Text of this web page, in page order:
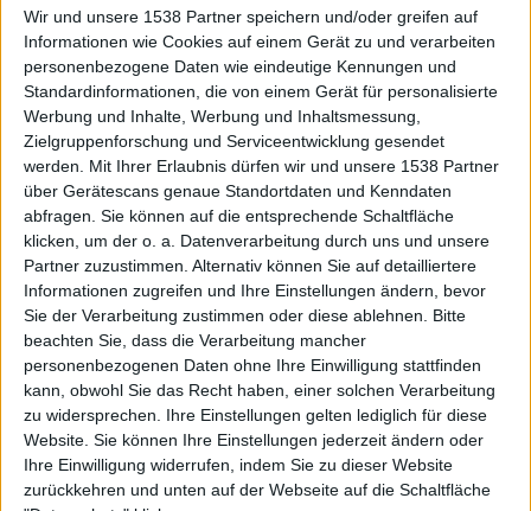
Wir und unsere 1538 Partner speichern und/oder greifen auf
Informationen wie Cookies auf einem Gerät zu und verarbeiten
personenbezogene Daten wie eindeutige Kennungen und
Standardinformationen, die von einem Gerät für personalisierte
Werbung und Inhalte, Werbung und Inhaltsmessung,
Zielgruppenforschung und Serviceentwicklung gesendet
werden.
Mit Ihrer Erlaubnis dürfen wir und unsere 1538 Partner
über Gerätescans genaue Standortdaten und Kenndaten
abfragen. Sie können auf die entsprechende Schaltfläche
klicken, um der o. a. Datenverarbeitung durch uns und unsere
Partner zuzustimmen. Alternativ können Sie auf detailliertere
Informationen zugreifen und Ihre Einstellungen ändern, bevor
Sie der Verarbeitung zustimmen oder diese ablehnen.
Bitte
beachten Sie, dass die Verarbeitung mancher
personenbezogenen Daten ohne Ihre Einwilligung stattfinden
kann, obwohl Sie das Recht haben, einer solchen Verarbeitung
zu widersprechen. Ihre Einstellungen gelten lediglich für diese
Website. Sie können Ihre Einstellungen jederzeit ändern oder
Ihre Einwilligung widerrufen, indem Sie zu dieser Website
zurückkehren und unten auf der Webseite auf die Schaltfläche
Refrain zum Mitgrölen, „Tyger Speed“ oder „Jericho
Trumpet (Stuka)“: IRON CURTAIN machen keine
Gefangenen und versuchen die Tachonadel in Richtung
Anschlag zu bewegen. Für einen Aha-Effekt sorgt der
Headbanger „Evil Is Everywhere“: IRON CURTAIN können
auch eingängig. Die Herren sind immer noch schnell
unterwegs, legen aber einen klassischen Metaller mit auf
die Hochgeschwindigkeitsscheibe.
„Savage Dawn“ rast mit hoher
Geschwindigkeit durch die 80er und 90er
Jahre
Die Vorbilder nennen sich (frühe)RUNNING WILD,
SAVAGE GRACE, RAVEN,EXCITER oderTANK: IRON
CURTAIN liefern ein Speed-Metal-Retro-Album, wo den
großen Namen der 80er und 90er Jahre kräftig gehuldigt